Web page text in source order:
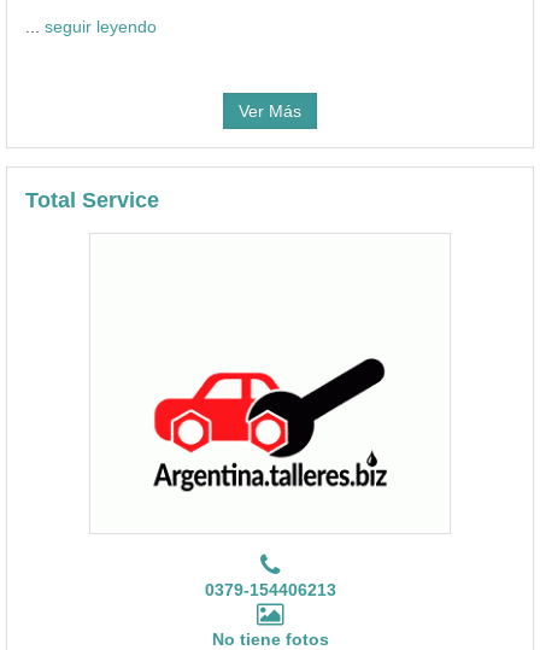
seguir leyendo
Ver Más
Total Service
0379-154406213
No tiene fotos